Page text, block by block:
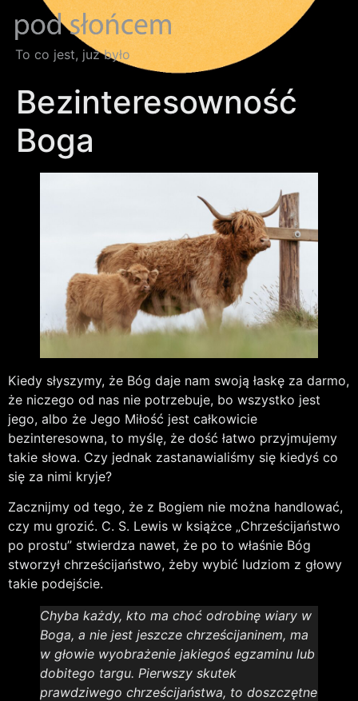
To co jest, już było
Bezinteresowność
Boga
Kiedy słyszymy, że Bóg daje nam swoją łaskę za darmo,
że niczego od nas nie potrzebuje, bo wszystko jest
jego, albo że Jego Miłość jest całkowicie
bezinteresowna, to myślę, że dość łatwo przyjmujemy
takie słowa. Czy jednak zastanawialiśmy się kiedyś co
się za nimi kryje?
Zacznijmy od tego, że z Bogiem nie można handlować,
czy mu grozić. C. S. Lewis w książce „Chrześcijaństwo
po prostu” stwierdza nawet, że po to właśnie Bóg
stworzył chrześcijaństwo, żeby wybić ludziom z głowy
takie podejście.
Chyba każdy, kto ma choć odrobinę wiary w
Boga, a nie jest jeszcze chrześcijaninem, ma
w głowie wyobrażenie jakiegoś egzaminu lub
dobitego targu. Pierwszy skutek
prawdziwego chrześcijaństwa, to doszczętne